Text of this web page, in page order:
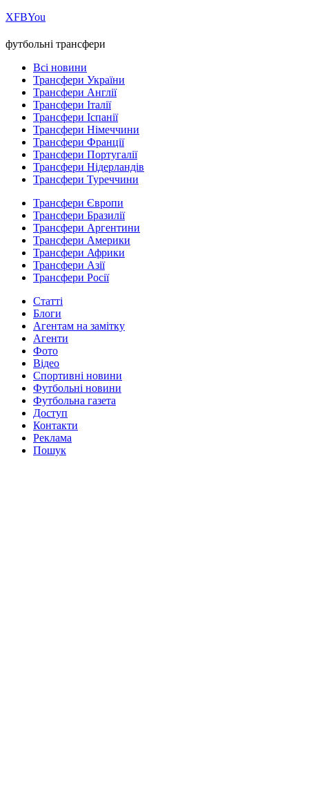
ХFBYou
футбольні трансфери
Всі новини
Трансфери України
Трансфери Англії
Трансфери Італії
Трансфери Іспанії
Трансфери Німеччини
Трансфери Франції
Трансфери Португалії
Трансфери Нідерландів
Трансфери Туреччини
Трансфери Європи
Трансфери Бразилії
Трансфери Аргентини
Трансфери Америки
Трансфери Африки
Трансфери Азії
Трансфери Росії
Статті
Блоги
Агентам на замітку
Агенти
Фото
Відео
Спортивні новини
Футбольні новини
Футбольна газета
Доступ
Контакти
Реклама
Пошук